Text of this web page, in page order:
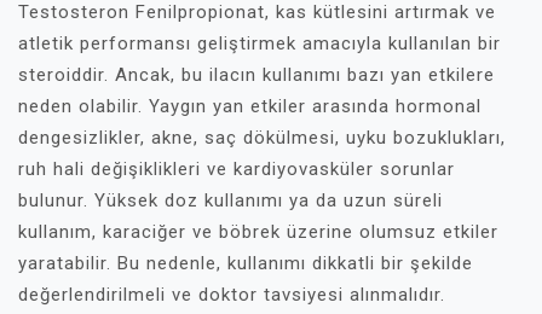
Testosteron Fenilpropionat, kas kütlesini artırmak ve
atletik performansı geliştirmek amacıyla kullanılan bir
steroiddir. Ancak, bu ilacın kullanımı bazı yan etkilere
neden olabilir. Yaygın yan etkiler arasında hormonal
dengesizlikler, akne, saç dökülmesi, uyku bozuklukları,
ruh hali değişiklikleri ve kardiyovasküler sorunlar
bulunur. Yüksek doz kullanımı ya da uzun süreli
kullanım, karaciğer ve böbrek üzerine olumsuz etkiler
yaratabilir. Bu nedenle, kullanımı dikkatli bir şekilde
değerlendirilmeli ve doktor tavsiyesi alınmalıdır.